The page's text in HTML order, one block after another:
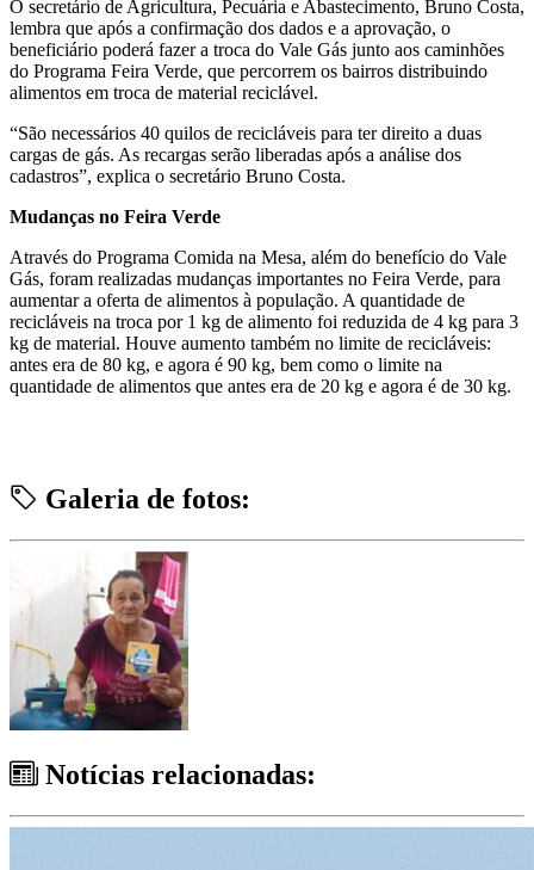
O secretário de Agricultura, Pecuária e Abastecimento, Bruno Costa,
lembra que após a confirmação dos dados e a aprovação, o
beneficiário poderá fazer a troca do Vale Gás junto aos caminhões
do Programa Feira Verde, que percorrem os bairros distribuindo
alimentos em troca de material reciclável.
“São necessários 40 quilos de recicláveis para ter direito a duas
cargas de gás. As recargas serão liberadas após a análise dos
cadastros”, explica o secretário Bruno Costa.
Mudanças no Feira Verde
Através do Programa Comida na Mesa, além do benefício do Vale
Gás, foram realizadas mudanças importantes no Feira Verde, para
aumentar a oferta de alimentos à população. A quantidade de
recicláveis na troca por 1 kg de alimento foi reduzida de 4 kg para 3
kg de material. Houve aumento também no limite de recicláveis:
antes era de 80 kg, e agora é 90 kg, bem como o limite na
quantidade de alimentos que antes era de 20 kg e agora é de 30 kg.
Galeria de fotos:
Notícias relacionadas: